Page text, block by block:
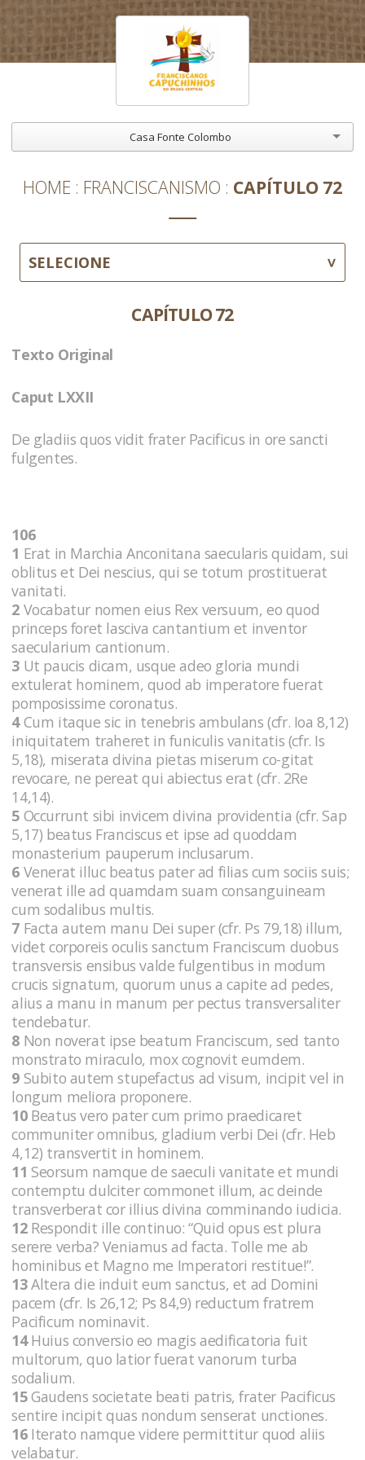
Casa Fonte Colombo
HOME FRANCISCANISMO CAPÍTULO 72
SELECIONE
CAPÍTULO 72
Texto Original
Caput LXXII
De gladiis quos vidit frater Pacificus in ore sancti
fulgentes.
106
1 Erat in Marchia Anconitana saecularis quidam, sui
oblitus et Dei nescius, qui se totum prostituerat
vanitati.
2 Vocabatur nomen eius Rex versuum, eo quod
princeps foret lasciva cantantium et inventor
saecularium cantionum.
3 Ut paucis dicam, usque adeo gloria mundi
extulerat hominem, quod ab imperatore fuerat
pomposissime coronatus.
4Cum itaque sic in tenebris ambulans (cfr. Ioa 8,12)
iniquitatem traheret in funiculis vanitatis (cfr. Is
5,18), miserata divina pietas miserum co-gitat
revocare, ne pereat qui abiectus erat (cfr. 2Re
14,14).
5 Occurrunt sibi invicem divina providentia (cfr. Sap
5,17) beatus Franciscus et ipse ad quoddam
monasterium pauperum inclusarum.
6 Venerat illuc beatus pater ad filias cum sociis suis;
venerat ille ad quamdam suam consanguineam
cum sodalibus multis.
7 Facta autem manu Dei super (cfr. Ps 79,18) illum,
videt corporeis oculis sanctum Franciscum duobus
transversis ensibus valde fulgentibus in modum
crucis signatum, quorum unus a capite ad pedes,
alius a manu in manum per pectus transversaliter
tendebatur.
8 Non noverat ipse beatum Franciscum, sed tanto
monstrato miraculo, mox cognovit eumdem.
9 Subito autem stupefactus ad visum, incipit vel in
longum meliora proponere.
10Beatus vero pater cum primo praedicaret
communiter omnibus, gladium verbi Dei (cfr. Heb
4,12) transvertit in hominem.
11 Seorsum namque de saeculi vanitate et mundi
contemptu dulciter commonet illum, ac deinde
transverberat cor illius divina comminando iudicia.
12Respondit ille continuo: “Quid opus est plura
serere verba? Veniamus ad facta. Tolle me ab
hominibus et Magno me Imperatori restitue!”.
13Altera die induit eum sanctus, et ad Domini
pacem (cfr. Is 26,12; Ps 84,9) reductum fratrem
Pacificum nominavit.
14Huius conversio eo magis aedificatoria fuit
multorum, quo latior fuerat vanorum turba
sodalium.
15Gaudens societate beati patris, frater Pacificus
sentire incipit quas nondum senserat unctiones.
16Iterato namque videre permittitur quod aliis
velabatur.